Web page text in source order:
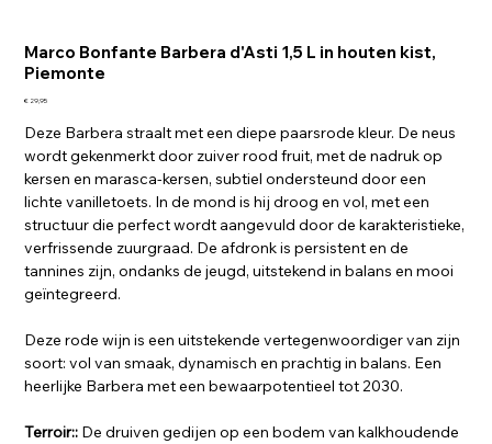
Marco Bonfante Barbera d'Asti 1,5 L in houten kist,
Piemonte
Prijs
€ 29,95
Deze Barbera straalt met een diepe paarsrode kleur. De neus
wordt gekenmerkt door zuiver rood fruit, met de nadruk op
kersen en marasca-kersen, subtiel ondersteund door een
lichte vanilletoets. In de mond is hij droog en vol, met een
structuur die perfect wordt aangevuld door de karakteristieke,
verfrissende zuurgraad. De afdronk is persistent en de
tannines zijn, ondanks de jeugd, uitstekend in balans en mooi
geïntegreerd.
Deze rode wijn is een uitstekende vertegenwoordiger van zijn
soort: vol van smaak, dynamisch en prachtig in balans. Een
heerlijke Barbera met een bewaarpotentieel tot 2030.
Terroir:: De druiven gedijen op een bodem van kalkhoudende